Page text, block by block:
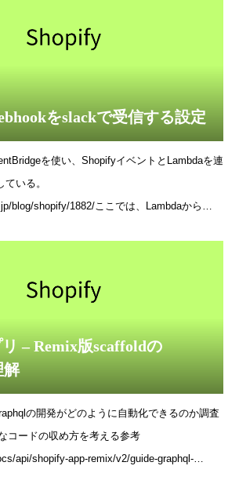
できます。APIキーを持っているクライアント
トを送信できるように設定できます。レート制
るレート制限や、一定期間内のリクエスト数を
定することができます。これにより、APIの過
ごとにリクエストをトラッキングすることで、
だけのリソースを使用しているかを監視でき
量に応じた課金やリソースの適切な割り当て
をslackで受信する設定
を使い、ShopifyイベントとLambdaを連
いる。
blog/shopify/1882/ここでは、Lambdaから
クセスする
new/incoming-webhookチャンネルを選択
インテグレーションの追加を押すと、URLを
app「Incoming Webhook」によるカスタム
実現している。登録済みのURLを確認するに
メッセージをPOSTするLambd
– Remix版scaffoldの
解
の開発がどのように自動化できるのか調査
コードの収め方を考える参考
api/shopify-app-remix/v2/guide-graphql-